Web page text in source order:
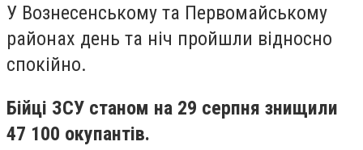
У Вознесенському та Первомайському
районах день та ніч пройшли відносно
спокійно.
Бійці ЗСУ станом на 29 серпня знищили
47 100 окупантів.